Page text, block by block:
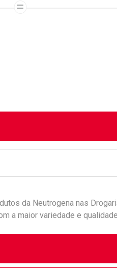
da Neutrogena nas
a maior variedade e